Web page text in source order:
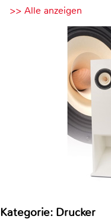
>> Alle anzeigen
Kategorie: Drucker